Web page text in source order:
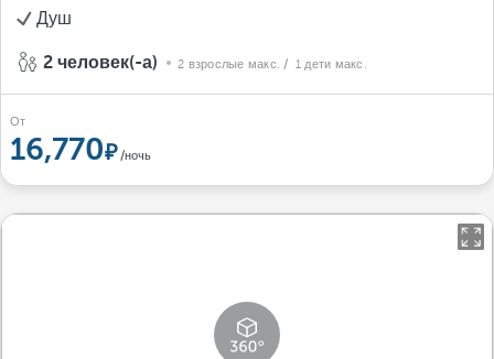
Душ
2 человек(-а) 2 взрослые макс. / 1 дети макс.
От
16,770 /ночь